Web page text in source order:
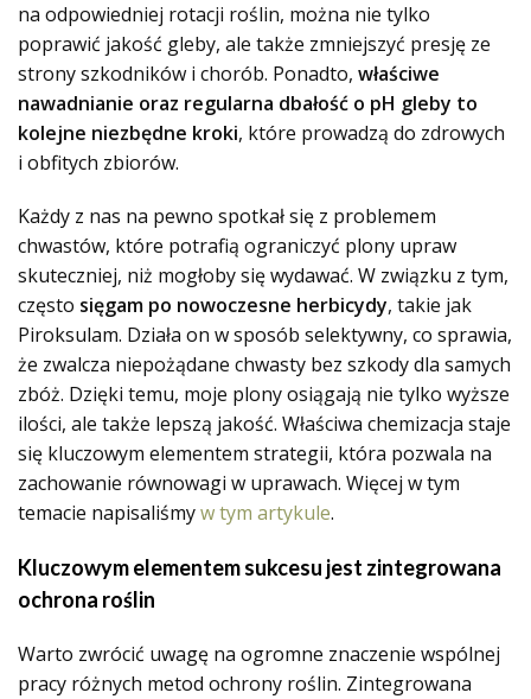
na odpowiedniej rotacji roślin, można nie tylko
poprawić jakość gleby, ale także zmniejszyć presję ze
strony szkodników i chorób. Ponadto, właściwe
nawadnianie oraz regularna dbałość o pH gleby to
kolejne niezbędne kroki, które prowadzą do zdrowych
i obfitych zbiorów.
Każdy z nas na pewno spotkał się z problemem
chwastów, które potrafią ograniczyć plony upraw
skuteczniej, niż mogłoby się wydawać. W związku z tym,
często sięgam po nowoczesne herbicydy, takie jak
Piroksulam. Działa on w sposób selektywny, co sprawia,
że zwalcza niepożądane chwasty bez szkody dla samych
zbóż. Dzięki temu, moje plony osiągają nie tylko wyższe
ilości, ale także lepszą jakość. Właściwa chemizacja staje
się kluczowym elementem strategii, która pozwala na
zachowanie równowagi w uprawach. Więcej w tym
temacie napisaliśmyw tym artykule.
Kluczowym elementem sukcesu jest zintegrowana
ochrona roślin
Warto zwrócić uwagę na ogromne znaczenie wspólnej
pracy różnych metod ochrony roślin. Zintegrowana